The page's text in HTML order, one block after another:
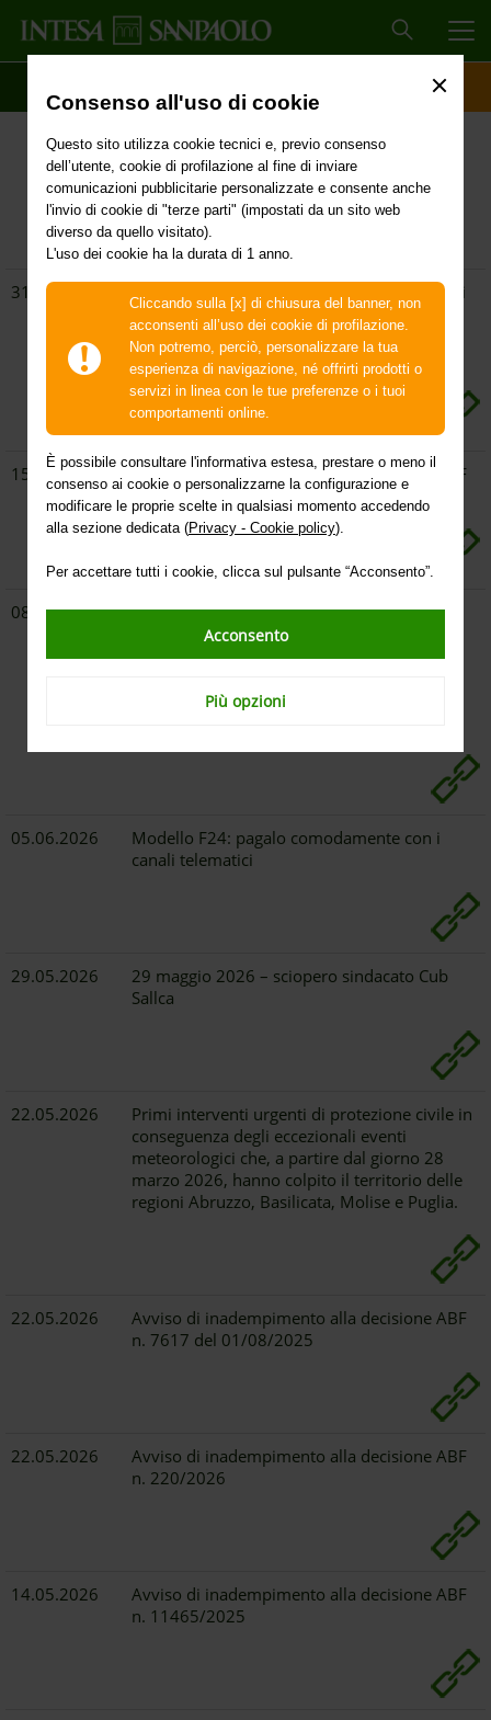
Consenso all'uso di cookie
Questo sito utilizza cookie tecnici e, previo consenso
dell’utente, cookie di profilazione al fine di inviare
comunicazioni pubblicitarie personalizzate e consente anche
l'invio di cookie di "terze parti" (impostati da un sito web
diverso da quello visitato).
L'uso dei cookie ha la durata di 1 anno.
Cliccando sulla [x] di chiusura del banner, non
acconsenti all’uso dei cookie di profilazione.
Non potremo, perciò, personalizzare la tua
esperienza di navigazione, né offrirti prodotti o
servizi in linea con le tue preferenze o i tuoi
comportamenti online.
È possibile consultare l'informativa estesa, prestare o meno il
consenso ai cookie o personalizzarne la configurazione e
modificare le proprie scelte in qualsiasi momento accedendo
alla sezione dedicata (Privacy - Cookie policy).
Per accettare tutti i cookie, clicca sul pulsante “Acconsento”.
Acconsento
Più opzioni
Notizie
Tutte le novità dalle banche del Gruppo Intesa Sanpaolo
31.07.2026
Avviso di mancato adempimento a decisioni
ABF alle decisioni n.1299 del 13/02/2026,
n.1532 del 19/02/2026 e n. 1621 del
23/02/2026.
15.07.2026
Avviso di inadempimento alla decisione ABF
n. 11552/2025
08.07.2026
Delibera del Consiglio dei Ministri del 4
giugno 2026 - Proroga dello stato di
emergenza in conseguenza dell’evento
marzo 2025 nel territorio del comune di
05.06.2026
Modello F24: pagalo comodamente con i
canali telematici
29.05.2026
29 maggio 2026 – sciopero sindacato Cub
Sallca
22.05.2026
Primi interventi urgenti di protezione civile in
conseguenza degli eccezionali eventi
meteorologici che, a partire dal giorno 28
marzo 2026, hanno colpito il territorio delle
regioni Abruzzo, Basilicata, Molise e Puglia.
22.05.2026
Avviso di inadempimento alla decisione ABF
n. 7617 del 01/08/2025
22.05.2026
Avviso di inadempimento alla decisione ABF
n. 220/2026
14.05.2026
Avviso di inadempimento alla decisione ABF
n. 11465/2025